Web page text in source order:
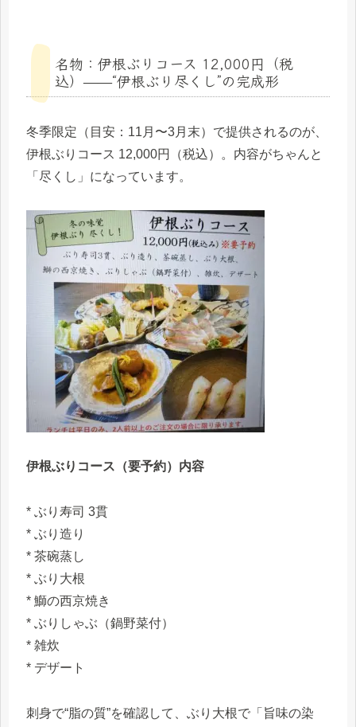
名物：伊根ぶりコース 12,000円（税
込）——“伊根ぶり尽くし”の完成形
冬季限定（目安：11月〜3月末）で提供されるのが、
伊根ぶりコース 12,000円（税込）。内容がちゃんと
「尽くし」になっています。
伊根ぶりコース（要予約）内容
* ぶり寿司 3貫
* ぶり造り
* 茶碗蒸し
* ぶり大根
* 鰤の西京焼き
* ぶりしゃぶ（鍋野菜付）
* 雑炊
* デザート
刺身で“脂の質”を確認して、ぶり大根で「旨味の染